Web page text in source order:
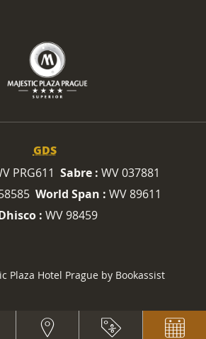
GDS
PRG611 Sabre : WV 037881
World Span : WV 89611
: WV 98459
Plaza Hotel Prague by Bookassist